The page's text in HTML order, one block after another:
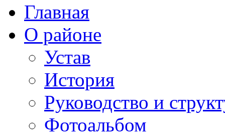
Главная
О районе
Устав
История
Руководство и
Фотоальбом